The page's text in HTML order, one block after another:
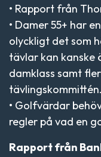
• Rapport från
• Damer 55+ har
olyckligt det som
tävlar kan kanske
damklass samt
tävlingskommittén.
• Golfvärdar
regler på vad en
Rapport från